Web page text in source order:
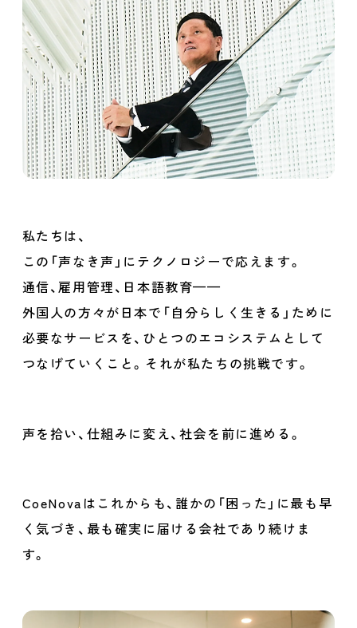
私たちは、
この「声なき声」にテクノロジーで応えます。
通信、雇用管理、日本語教育——
外国人の方々が日本で「自分らしく生きる」ために
必要なサービスを、 ひとつのエコシステムとして
つなげていくこと。それが私たちの挑戦です。
声を拾い、仕組みに変え、社会を前に進める。
CoeNovaはこれからも、誰かの「困った」に最も早
く気づき、 最も確実に届ける会社であり続けま
す。